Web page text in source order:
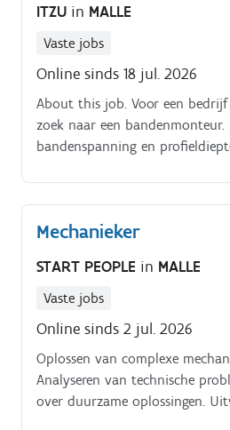
ITZU in MALLE
Vaste jobs
Online sinds 18 jul. 2026
About this job. Voor een
zoek naar een
bandenspanning en
apparatuur voor balanceren
Mechanieker
START PEOPLE in MALLE
Vaste jobs
Online sinds 2 jul. 2026
Oplossen van complexe
Analyseren van technische
over duurzame oplossingen.